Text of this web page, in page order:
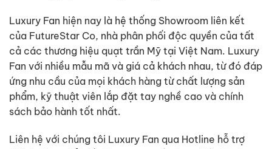
Luxury Fan hiện nay là hệ thống Showroom liên kết
của FutureStar Co, nhà phân phối độc quyền của tất
cả các thương hiệu quạt trần Mỹ tại Việt Nam. Luxury
Fan với nhiều mẫu mã và giá cả khách nhau, từ đó đáp
ứng nhu cầu của mọi khách hàng từ chất lượng sản
phẩm, kỹ thuật viên lắp đặt tay nghề cao và chính
sách bảo hành tốt nhất.
Liên hệ với chúng tôi Luxury Fan qua Hotline hỗ trợ